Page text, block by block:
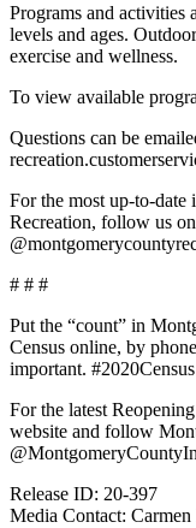
Programs and activities
levels and ages.
exercise and wellness.
To view available
Questions can be
For the most up-to-
Recreation, follow us
# # #
Put the “count” in
Census online, by
important.
For the latest
website and follow
Release ID: 20-397
Media Contact: